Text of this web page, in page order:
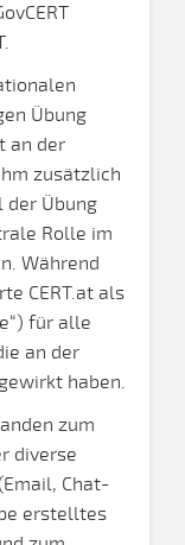
Übung
an der
zusätzlich
der Übung
Rolle im
Während
CERT.at als
für alle
an der
haben.
zum
diverse
Chat-
erstelltes